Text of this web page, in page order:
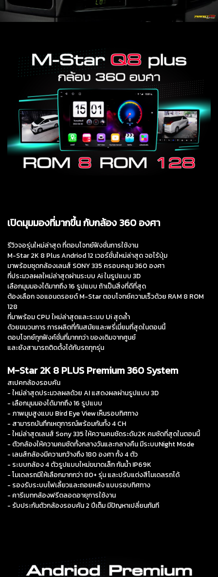
เปิดมุมมองที่มากขึ้น กับกล้อง 360 องศา
รีวิวจอรุ่นใหม่ล่าสุด ที่ตอบโจทย์ฟังชั่นการใช้งาน
M-Star 2K 8 Plus Andriod 12 เวอร์ชั่นใหม่ล่าสุด จอไร้ปุ่ม
มาพร้อมชุดกล้องเลนส์ SONY 335 ครอบคลุม 360 องศา
ที่ประมวลผลใหม่ล่าสุดผ่านระบบ Ai ในรูปแบบ 3D
เลือกมุมมองได้มากถึง 16 รูปแบบ ถ้าเป็นสิ่งที่ดีที่สุด
ต้องเลือก จอแอนดรอยด์ M-Star ตอบโจทย์ความเร็วด้วย RAM 8 ROM
128
ที่มาพร้อม CPU ใหม่ล่าสุดและระบบ Ui สุดล้ำ
ด้วยขบวนการ การผลิตที่ทันสมัยและพรี่เมี่ยมที่สุดในตอนนี้
ตอบโจทย์ทุกฟังค์ชั่นที่มากกว่า ของเดิมจากศูนย์
และยังสามารถติดตั้งได้กับรถทุกรุ่น
M-Star 2K 8 PLUS Premium 360 System
สเปคกล้องรอบคัน
- ใหม่ล่าสุดประมวลผลด้วย AI แสดงผลผ่านรูปแบบ 3D
- เลือกมุมมองได้มากถึง 16 รูปแบบ
- ภาพมุมสูงแบบ Bird Eye View เห็นรอบทิศทาง
- สามารถบันทึกเหตุการณ์พร้อมกันทั้ง 4 CH
- ใหม่ล่าสุดเลนส์ Sony 335 ให้ความคมชัดระดับ2K คมชัดที่สุดในตอนนี้
- ตัวกล้องให้ความคมชัดทั้งกลางวันและกลางคืน มีระบบNight Mode
- เลนส์กล้องมีความกว้างถึง 180 องศา ทั้ง 4 ตัว
- ระบบกล้อง 4 ตัวรูปแบบใหม่ขนาดเล็ก กันน้ำ IP69K
- โมเดลรถมีให้เลือกมากกว่า 80+ รุ่น และปรับแต่งสีโมเดลรถได้
- รองรับระบบไฟเลี้ยวและถอยหลัง แบบรอบทิศทาง
- คารีเบทกล้องฟรีตลอดอายุการใช้งาน
- รับประกันตัวกล้องรอบคัน 2 ปีเต็ม มีปัญหาเปลี่ยนทันที